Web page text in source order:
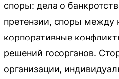
споры: дела о
претензии, споры между
корпоративные
решений госорганов.
организации,